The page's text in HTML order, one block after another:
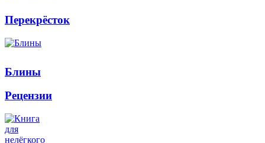
Перекрёсток
Блины
Рецензии